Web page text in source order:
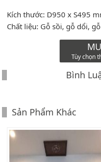
Kích thước: D950 x S495
Chất liệu: Gỗ sồi, gỗ dổi,
Tùy chọn
Bình
Sản Phẩm Khác